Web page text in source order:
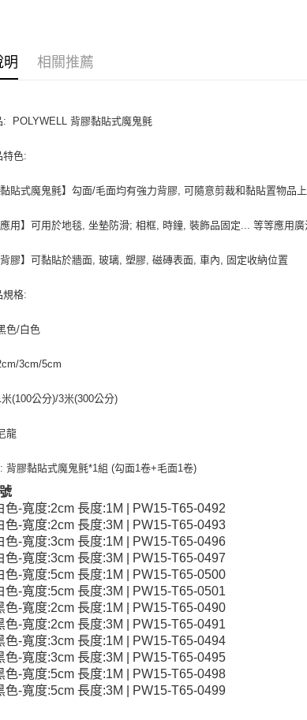
明 相關推薦
POLYWELL 背膠黏貼式魔鬼氈
色:
貼式魔鬼氈】勾面/毛面均有強力背膠, 可隨意剪裁和黏貼置物品上
用】可用於地毯, 坐墊防滑; 相框, 時鐘, 裝飾品固定... 等等應用廣
膠】可黏貼於牆面, 玻璃, 塑膠, 磁磚表面, 車內, 固定收納位置
格:
色/白色
3cm/5cm
(100公分)/3米(300公分)
龍
背膠黏貼式魔鬼氈*1組 (勾面1卷+毛面1卷)
色-寬度:2cm 長度:1M | PW15-T65-0492
色-寬度:2cm 長度:3M | PW15-T65-0493
色-寬度:3cm 長度:1M | PW15-T65-0496
色-寬度:3cm 長度:3M | PW15-T65-0497
色-寬度:5cm 長度:1M | PW15-T65-0500
色-寬度:5cm 長度:3M | PW15-T65-0501
色-寬度:2cm 長度:1M | PW15-T65-0490
色-寬度:2cm 長度:3M | PW15-T65-0491
色-寬度:3cm 長度:1M | PW15-T65-0494
色-寬度:3cm 長度:3M | PW15-T65-0495
色-寬度:5cm 長度:1M | PW15-T65-0498
色-寬度:5cm 長度:3M | PW15-T65-0499